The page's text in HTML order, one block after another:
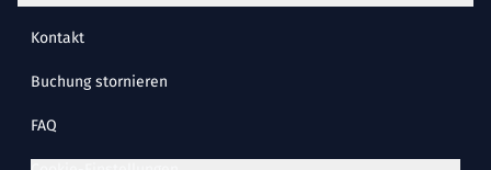
Kontakt
Buchung stornieren
FAQ